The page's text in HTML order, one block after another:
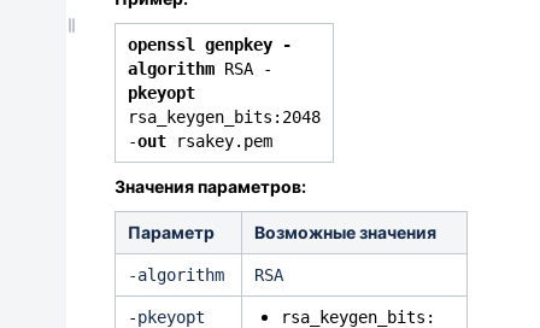
openssl genpkey -
algorithm RSA -
pkeyopt
rsa_keygen_bits:2048
-out rsakey.pem
Значения параметров:
Параметр Возможные значения
‑algorithm RSA
-pkeyopt
rsa_keygen_bits: